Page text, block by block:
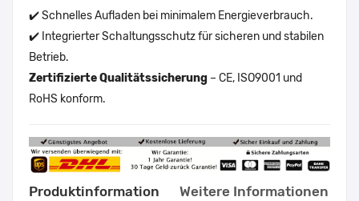
✔️ Schnelles Aufladen bei minimalem Energieverbrauch.
✔️ Integrierter Schaltungsschutz für sicheren und stabilen
Betrieb.
Zertifizierte Qualitätssicherung – CE, ISO9001 und
RoHS konform.
Produktinformation Weitere Informationen